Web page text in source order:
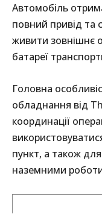
Автомобіль
повний привід та
живити зовнішнє
батареї
Головна
обладнання від
координації
пункт, а також
наземними